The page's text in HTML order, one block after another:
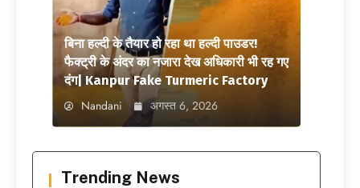
बिना हल्दी के तैयार हो रहा था हल्दी पाउडर!
फैक्ट्री के अंदर का नजारा देख अधिकारी भी रह गए
दंग| Kanpur Fake Turmeric Factory
Nandani अगस्त 6, 2026
Trending News